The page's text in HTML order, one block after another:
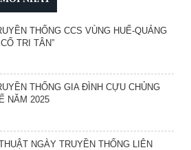
THỐNG CCS VÙNG HUẾ-QUẢNG
TRI TÂN”
THỐNG GIA ĐÌNH CỰU CHỦNG
NĂM 2025
NGÀY TRUYỀN THỐNG LIÊN